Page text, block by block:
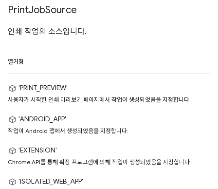
PrintJobSource
인쇄 작업의 소스입니다.
열거형
'PRINT_PREVIEW'
사용자가 시작한 인쇄 미리보기 페이지에서 작업이 생성되었음을 지정합니다.
'ANDROID_APP'
작업이 Android 앱에서 생성되었음을 지정합니다.
'EXTENSION'
Chrome API를 통해 확장 프로그램에 의해 작업이 생성되었음을 지정합니다.
'ISOLATED_WEB_APP'